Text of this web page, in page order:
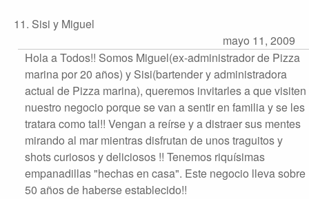
11. Sisi y Miguel
mayo 11, 2009
Hola a Todos!! Somos Miguel(ex-administrador de Pizza
marina por 20 años) y Sisi(bartender y administradora
actual de Pizza marina), queremos invitarles a que visiten
nuestro negocio porque se van a sentir en familia y se les
tratara como tal!! Vengan a reírse y a distraer sus mentes
mirando al mar mientras disfrutan de unos traguitos y
shots curiosos y deliciosos !! Tenemos riquísimas
empanadillas "hechas en casa". Este negocio lleva sobre
50 años de haberse establecido!!